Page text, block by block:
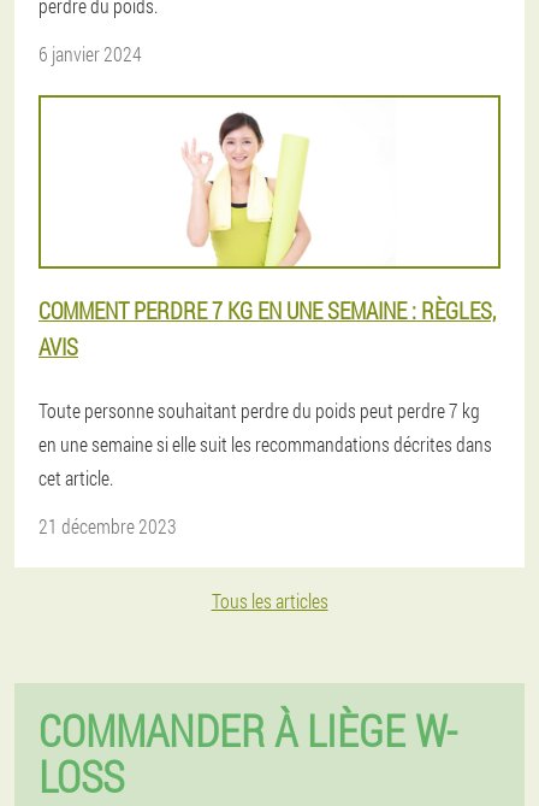
perdre du poids.
6 janvier 2024
COMMENT PERDRE 7 KG EN UNE SEMAINE : RÈGLES,
AVIS
Toute personne souhaitant perdre du poids peut perdre 7 kg
en une semaine si elle suit les recommandations décrites dans
cet article.
21 décembre 2023
Tous les articles
COMMANDER À LIÈGE W-
LOSS